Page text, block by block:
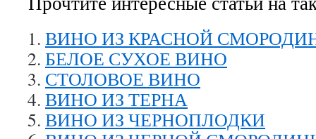
ВИНО ИЗ КРАСНОЙ
БЕЛОЕ СУХОЕ ВИНО
СТОЛОВОЕ ВИНО
ВИНО ИЗ ТЕРНА
ВИНО ИЗ ЧЕРНОПЛОДКИ